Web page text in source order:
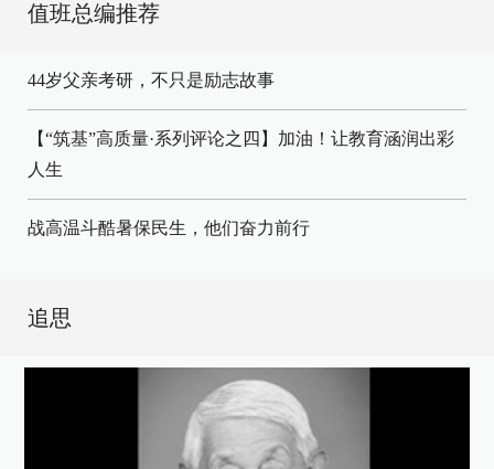
值班总编推荐
44岁父亲考研，不只是励志故事
【“筑基”高质量·系列评论之四】加油！让教育涵润出彩
人生
战高温斗酷暑保民生，他们奋力前行
追思